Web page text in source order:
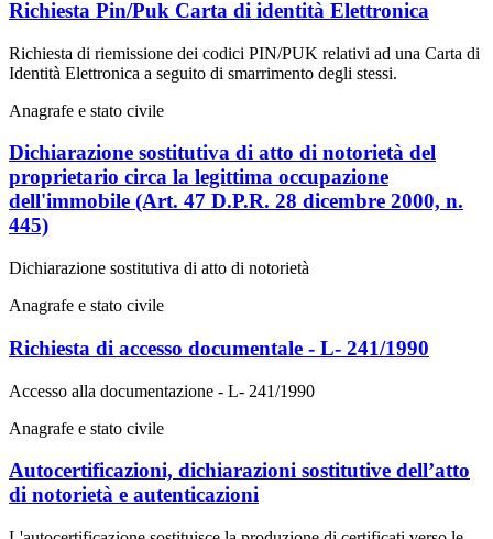
Richiesta Pin/Puk Carta di identità Elettronica
Richiesta di riemissione dei codici PIN/PUK relativi ad una Carta di
Identità Elettronica a seguito di smarrimento degli stessi.
Anagrafe e stato civile
Dichiarazione sostitutiva di atto di notorietà del
proprietario circa la legittima occupazione
dell'immobile (Art. 47 D.P.R. 28 dicembre 2000, n.
445)
Dichiarazione sostitutiva di atto di notorietà
Anagrafe e stato civile
Richiesta di accesso documentale - L- 241/1990
Accesso alla documentazione - L- 241/1990
Anagrafe e stato civile
Autocertificazioni, dichiarazioni sostitutive dell’atto
di notorietà e autenticazioni